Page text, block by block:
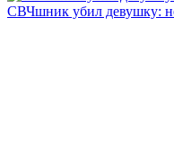
СВЧшник убил девушку: